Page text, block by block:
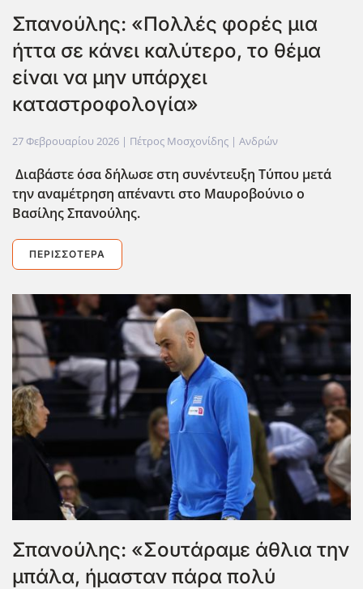
Σπανούλης: «Πολλές φορές μια
ήττα σε κάνει καλύτερο, το θέμα
είναι να μην υπάρχει
καταστροφολογία»
27 Φεβρουαρίου 2026 | Πέτρος Μοσχονίδης | Ανδρών
Διαβάστε όσα δ΄ηλωσε στη συνέντευξη Τύπου μετά
την αναμέτρηση απέναντι στο Μαυροβούνιο ο
Βασίλης Σπανούλης.
ΠΕΡΙΣΣΌΤΕΡΑ
Σπανούλης: «Σουτάραμε άθλια την
μπάλα, ήμασταν πάρα πολύ